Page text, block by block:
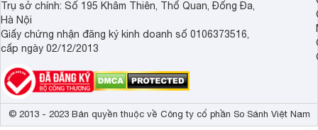
Trụ sở chính: Số 195 Khâm Thiên, Thổ Quan, Đống Đa,
Hà Nội
Giấy chứng nhận đăng ký kinh doanh số 0106373516,
cấp ngày 02/12/2013
© 2013 - 2023 Bản quyền thuộc về Công ty cổ phần So Sánh Việt Nam